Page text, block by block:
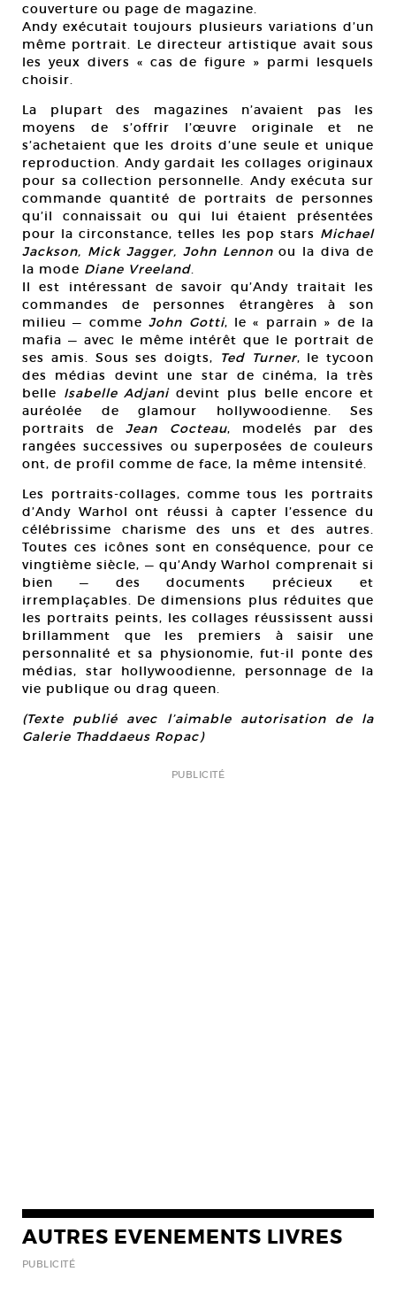
couverture ou page de magazine.
Andy exécutait toujours plusieurs variations d’un
même portrait. Le directeur artistique avait sous
les yeux divers « cas de figure » parmi lesquels
choisir.
La plupart des magazines n’avaient pas les
moyens de s’offrir l’œuvre originale et ne
s’achetaient que les droits d’une seule et unique
reproduction. Andy gardait les collages originaux
pour sa collection personnelle. Andy exécuta sur
commande quantité de portraits de personnes
qu’il connaissait ou qui lui étaient présentées
pour la circonstance, telles les pop stars Michael
Jackson, Mick Jagger, John Lennonou la diva de
la mode Diane Vreeland.
Il est intéressant de savoir qu’Andy traitait les
commandes de personnes étrangères à son
milieu — commeJohn Gotti, le « parrain » de la
mafia — avec le même intérêt que le portrait de
ses amis. Sous ses doigts,
Ted Turner, le tycoon
des médias devint une star de cinéma, la très
belle Isabelle Adjanidevint plus belle encore et
auréolée de glamour hollywoodienne. Ses
portraits deJean Cocteau, modelés par des
rangées successives ou superposées de couleurs
ont, de profil comme de face, la même intensité.
Les portraits-collages, comme tous les portraits
d’Andy Warhol ont réussi à capter l’essence du
célébrissime charisme des uns et des autres.
Toutes ces icônes sont en conséquence, pour ce
vingtième siècle, — qu’Andy Warhol comprenait si
bien — des documents précieux et
irremplaçables. De dimensions plus réduites que
les portraits peints, les collages réussissent aussi
brillamment que les premiers à saisir une
personnalité et sa physionomie, fut-il ponte des
médias, star hollywoodienne, personnage de la
vie publique ou drag queen.
(Texte publié avec l’aimable autorisation de la
Galerie Thaddaeus Ropac)
PUBLICITÉ
AUTRES EVENEMENTS LIVRES
PUBLICITÉ